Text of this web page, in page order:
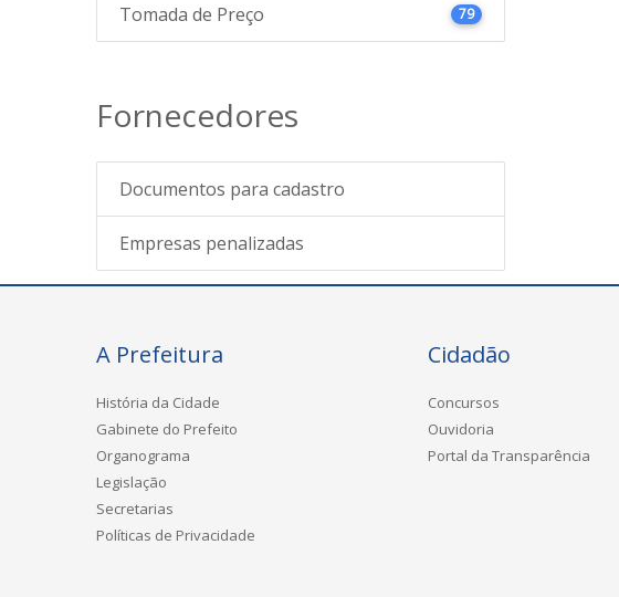
Tomada de Preço 79
Fornecedores
Documentos para cadastro
Empresas penalizadas
A Prefeitura
História da Cidade
Gabinete do Prefeito
Organograma
Legislação
Secretarias
Políticas de Privacidade
Cidadão
Concursos
Ouvidoria
Portal da Transparência